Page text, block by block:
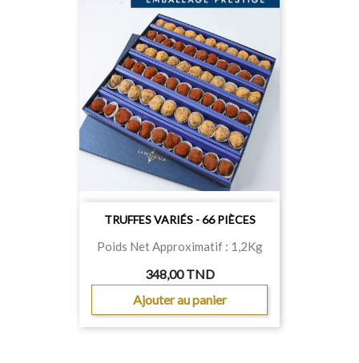
TRUFFES VARIÉS - 66 PIÈCES
Poids Net Approximatif : 1,2Kg
348,00 TND
Ajouter au panier